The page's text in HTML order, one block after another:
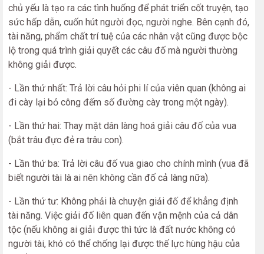
chủ yếu là tạo ra các tình huống để phát triển cốt truyện, tạo
sức hấp dẫn, cuốn hút người đọc, người nghe. Bên cạnh đó,
tài năng, phẩm chất trí tuệ của các nhân vật cũng được bộc
lộ trong quá trình giải quyết các câu đố mà người thường
không giải được.
- Lần thứ nhất: Trả lời câu hỏi phi lí của viên quan (không ai
đi cày lại bỏ công đếm số đường cày trong một ngày).
- Lần thứ hai: Thay mặt dân làng hoá giải câu đố của vua
(bắt trâu đực đẻ ra trâu con).
- Lần thứ ba: Trả lời câu đố vua giao cho chính mình (vua đã
biết người tài là ai nên không cần đố cả làng nữa).
- Lần thứ tư: Không phải là chuyện giải đố để khẳng định
tài năng. Việc giải đố liên quan đến vận mệnh của cả dân
tộc (nếu không ai giải được thì tức là đất nước không có
người tài, khó có thể chống lại được thế lực hùng hậu của